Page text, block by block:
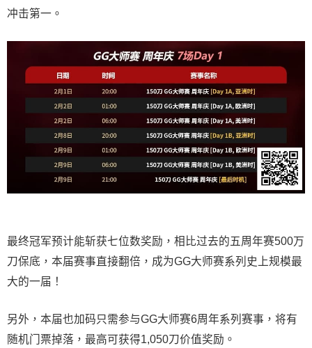
冲击第一。
最终冠军预计能斩获七位数奖励，相比过去的五周年赛500万
刀保底，本届赛事直接翻倍，成为GG大师赛系列史上规模最
大的一届！
另外，本届也加码只需参与GG大师赛6周年系列赛事，将有
随机门票掉落，最高可获得1,050刀价值奖励。